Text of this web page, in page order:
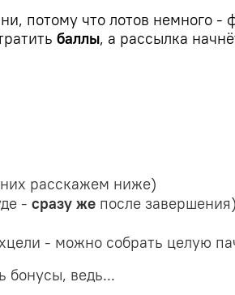
потому что лотов немного -
баллы, а рассылка
расскажем ниже)
- сразу же после
- можно собрать целую
бонусы, ведь...